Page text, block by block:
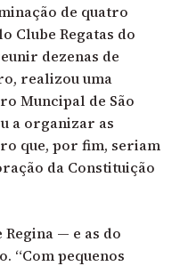
de quatro
Clube Regatas do
dezenas de
realizou uma
Muncipal de São
a organizar as
que, por fim, seriam
da Constituição
— e as do
“Com pequenos